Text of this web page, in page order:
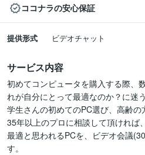
ココナラの安心保証
提供形式 ビデオチャット
サービス内容
初めてコンピュータを購入する際、
れが自分にとって最適なのか？に迷
学生さんの初めてのPC選び、高齢
35年以上のプロに相談して頂ければ
最適と思われるPCを、ビデオ会議
す。